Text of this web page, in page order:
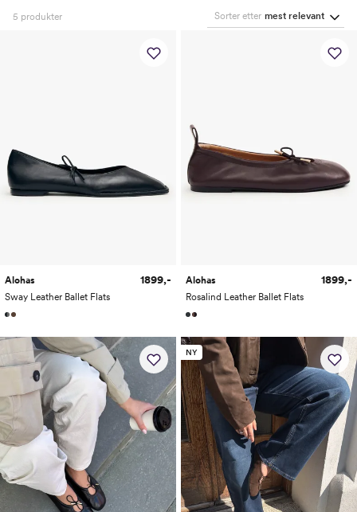
5 produkter Sorter etter mest relevant
Alohas
Sway Leather Ballet Flats
1899,-
Alohas
Rosalind Leather Ballet Flats
1899,-
NY